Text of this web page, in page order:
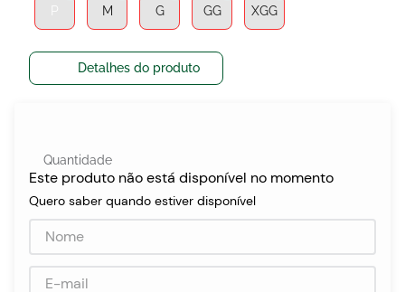
M G GG XGG
Detalhes do produto
Quantidade
Este produto não está disponível no momento
Quero saber quando estiver disponível